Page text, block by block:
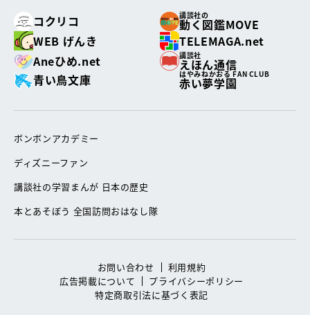
コクリコ
講談社の
動く図鑑MOVE
WEB げんき
TELEMAGA.net
Aneひめ.net
講談社
えほん通信
青い鳥文庫
はやみねかおる FAN CLUB
赤い夢学園
ボンボンアカデミー
ディズニーファン
講談社の学習まんが 日本の歴史
本とあそぼう 全国訪問おはなし隊
お問い合わせ
利用規約
広告掲載について
プライバシーポリシー
特定商取引法に基づく表記